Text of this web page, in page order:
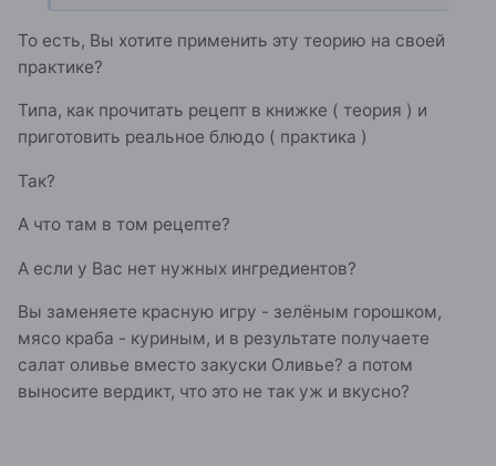
То есть, Вы хотите применить эту теорию на своей
практике?
Типа, как прочитать рецепт в книжке ( теория ) и
приготовить реальное блюдо ( практика )
Так?
А что там в том рецепте?
А если у Вас нет нужных ингредиентов?
Вы заменяете красную игру - зелёным горошком,
мясо краба - куриным, и в результате получаете
салат оливье вместо закуски Оливье? а потом
выносите вердикт, что это не так уж и вкусно?